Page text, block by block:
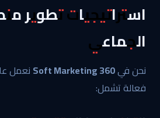
استراتيجيات تطوير
الجماعي
نحن في360 Soft Marketing
نعمل
فعالة تشمل: